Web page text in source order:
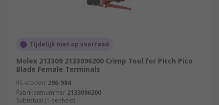
Tijdelijk niet op voorraad
Molex 213309 2133096200 Crimp Tool for Pitch Pico
Blade Female Terminals
RS-stocknr. 296-984
Fabrikantnummer 2133096200
Subtotaal (1 eenheid)